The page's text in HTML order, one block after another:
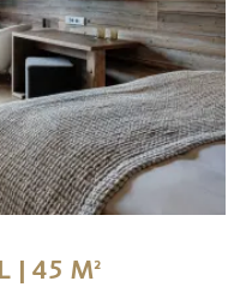
| 45 M²